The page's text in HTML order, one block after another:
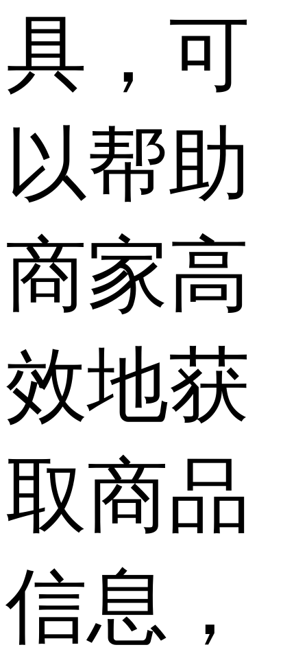
具，可
以帮助
商家高
效地获
取商品
信息，